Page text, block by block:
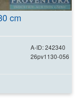
cm
A-ID: 242340
26pv1130-056